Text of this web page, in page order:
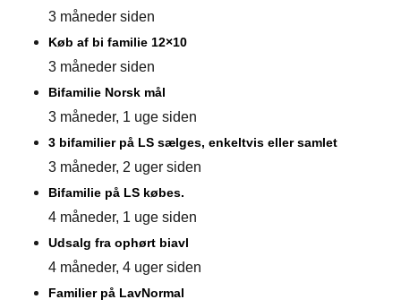
3 måneder siden
Køb af bi familie 12×10
3 måneder siden
Bifamilie Norsk mål
3 måneder, 1 uge siden
3 bifamilier på LS sælges, enkeltvis eller samlet
3 måneder, 2 uger siden
Bifamilie på LS købes.
4 måneder, 1 uge siden
Udsalg fra ophørt biavl
4 måneder, 4 uger siden
Familier på LavNormal